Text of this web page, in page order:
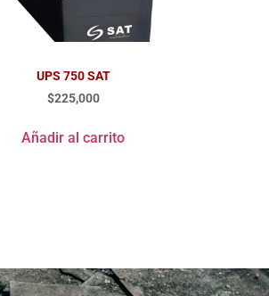
UPS 750 SAT
$225,000
Añadir al carrito